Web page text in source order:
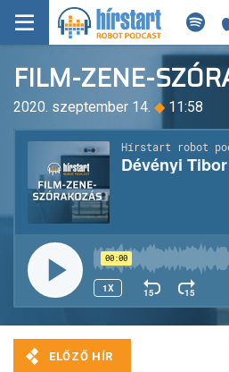
KEZDŐLAP
FRISS HÍREK
TECH HÍREK
FILM-ZENE-SZÓRAKOZÁS
PLAYLIST
MI AZ A ROBOT PODCAST?
FILM-ZENE-
2020. szeptember 14. ◆ 11:58